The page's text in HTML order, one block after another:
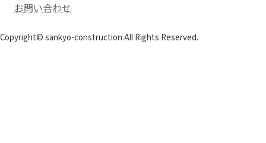
お問い合わせ
Copyright© sankyo-construction All Rights Reserved.